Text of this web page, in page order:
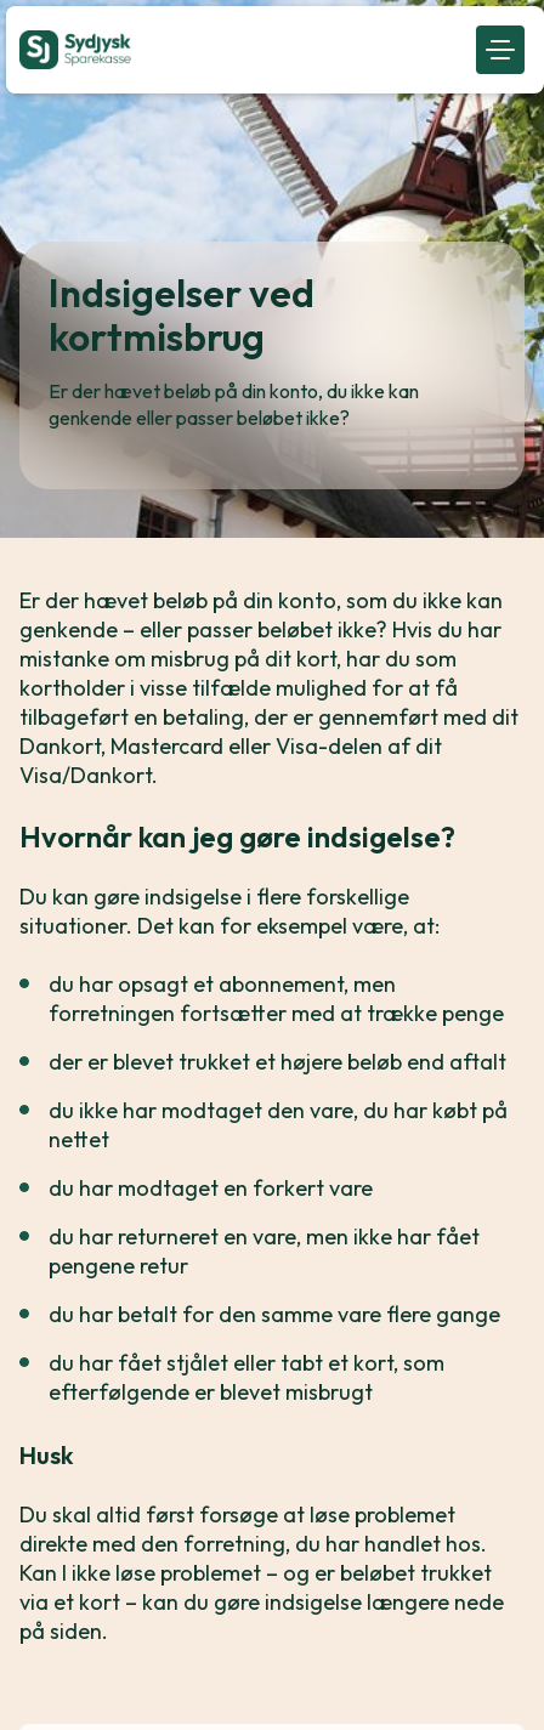
Indsigelser ved
kortmisbrug
Er der hævet beløb på din konto, du ikke kan
genkende eller passer beløbet ikke?
Er der hævet beløb på din konto, som du ikke kan
genkende – eller passer beløbet ikke? Hvis du har
mistanke om misbrug på dit kort, har du som
kortholder i visse tilfælde mulighed for at få
tilbageført en betaling, der er gennemført med dit
Dankort, Mastercard eller Visa-delen af dit
Visa/Dankort.
Hvornår kan jeg gøre indsigelse?
Du kan gøre indsigelse i flere forskellige
situationer. Det kan for eksempel være, at:
du har opsagt et abonnement, men
forretningen fortsætter med at trække penge
der er blevet trukket et højere beløb end aftalt
du ikke har modtaget den vare, du har købt på
nettet
du har modtaget en forkert vare
du har returneret en vare, men ikke har fået
pengene retur
du har betalt for den samme vare flere gange
du har fået stjålet eller tabt et kort, som
efterfølgende er blevet misbrugt
Husk
Du skal altid først forsøge at løse problemet
direkte med den forretning, du har handlet hos.
Kan I ikke løse problemet – og er beløbet trukket
via et kort – kan du gøre indsigelse længere nede
på siden.